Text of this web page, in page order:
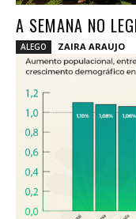
A SEMANA NO
ALEGO ZAIRA ARAUJO